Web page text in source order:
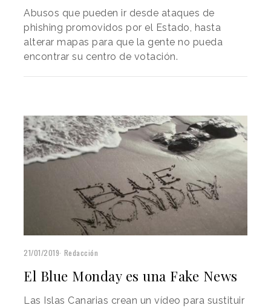
Abusos que pueden ir desde ataques de
phishing promovidos por el Estado, hasta
alterar mapas para que la gente no pueda
encontrar su centro de votación.
21/01/2019 Redacción
El Blue Monday es una Fake News
Las Islas Canarias crean un vídeo para sustituir